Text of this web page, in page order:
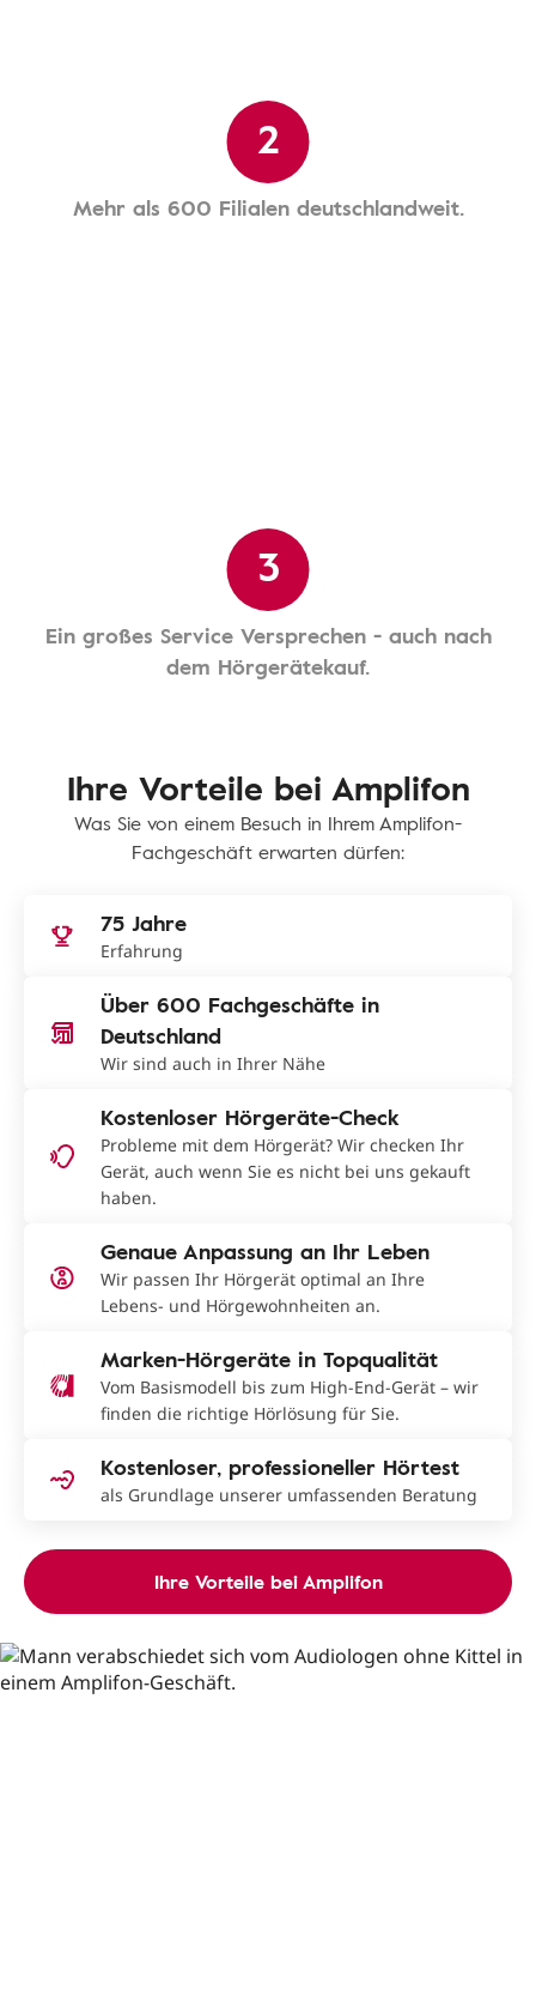
2
Mehr als 600 Filialen deutschlandweit.
3
Ein großes Service Versprechen - auch nach
dem Hörgerätekauf.
Ihre Vorteile bei Amplifon
Was Sie von einem Besuch in Ihrem Amplifon-
Fachgeschäft erwarten dürfen:
75 Jahre
Erfahrung
Über 600 Fachgeschäfte in
Deutschland
Wir sind auch in Ihrer Nähe
Kostenloser Hörgeräte-Check
Probleme mit dem Hörgerät? Wir checken Ihr
Gerät, auch wenn Sie es nicht bei uns gekauft
haben.
Genaue Anpassung an Ihr Leben
Wir passen Ihr Hörgerät optimal an Ihre
Lebens- und Hörgewohnheiten an.
Marken-Hörgeräte in Topqualität
Vom Basismodell bis zum High-End-Gerät – wir
finden die richtige Hörlösung für Sie.
Kostenloser, professioneller Hörtest
als Grundlage unserer umfassenden Beratung
Ihre Vorteile bei Amplifon